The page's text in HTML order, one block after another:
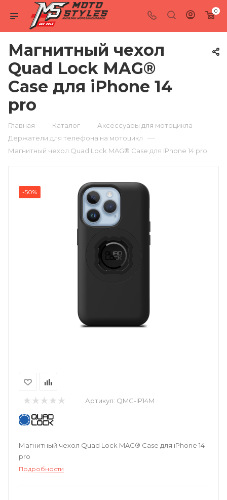
0
Магнитный чехол
Quad Lock MAG®
Case для iPhone 14
pro
Главная — Каталог — Аксессуары для мотоцикла —
Держатели для телефона на мотоцикл —
Магнитный чехол Quad Lock MAG® Case для iPhone 14 pro
-50%
Артикул: QMC-IP14M
Магнитный чехол Quad Lock MAG® Case для iPhone 14
pro
Подробности